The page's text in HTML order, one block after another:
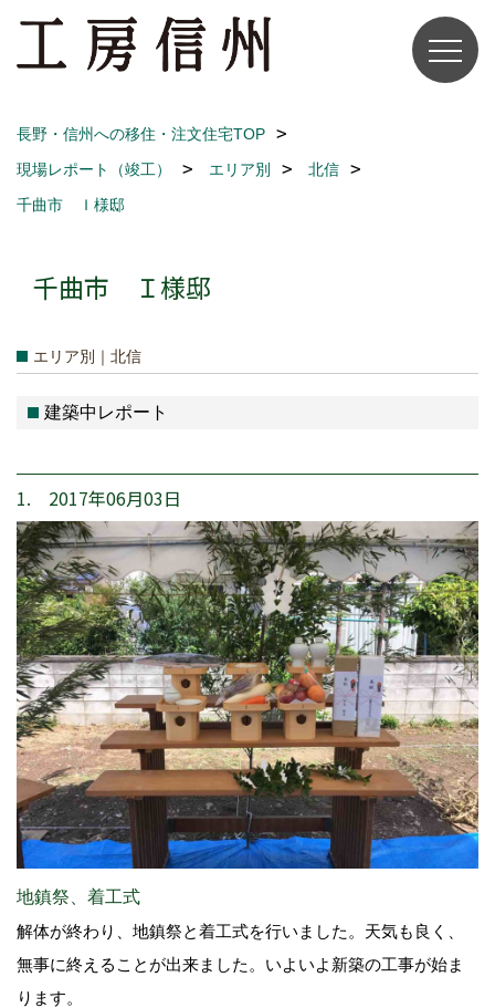
長野・信州への移住・注文住宅TOP
現場レポート（竣工）
エリア別
北信
千曲市 Ｉ様邸
千曲市 Ｉ様邸
エリア別｜北信
建築中レポート
1. 2017年06月03日
地鎮祭、着工式
解体が終わり、地鎮祭と着工式を行いました。天気も良く、
無事に終えることが出来ました。いよいよ新築の工事が始ま
ります。